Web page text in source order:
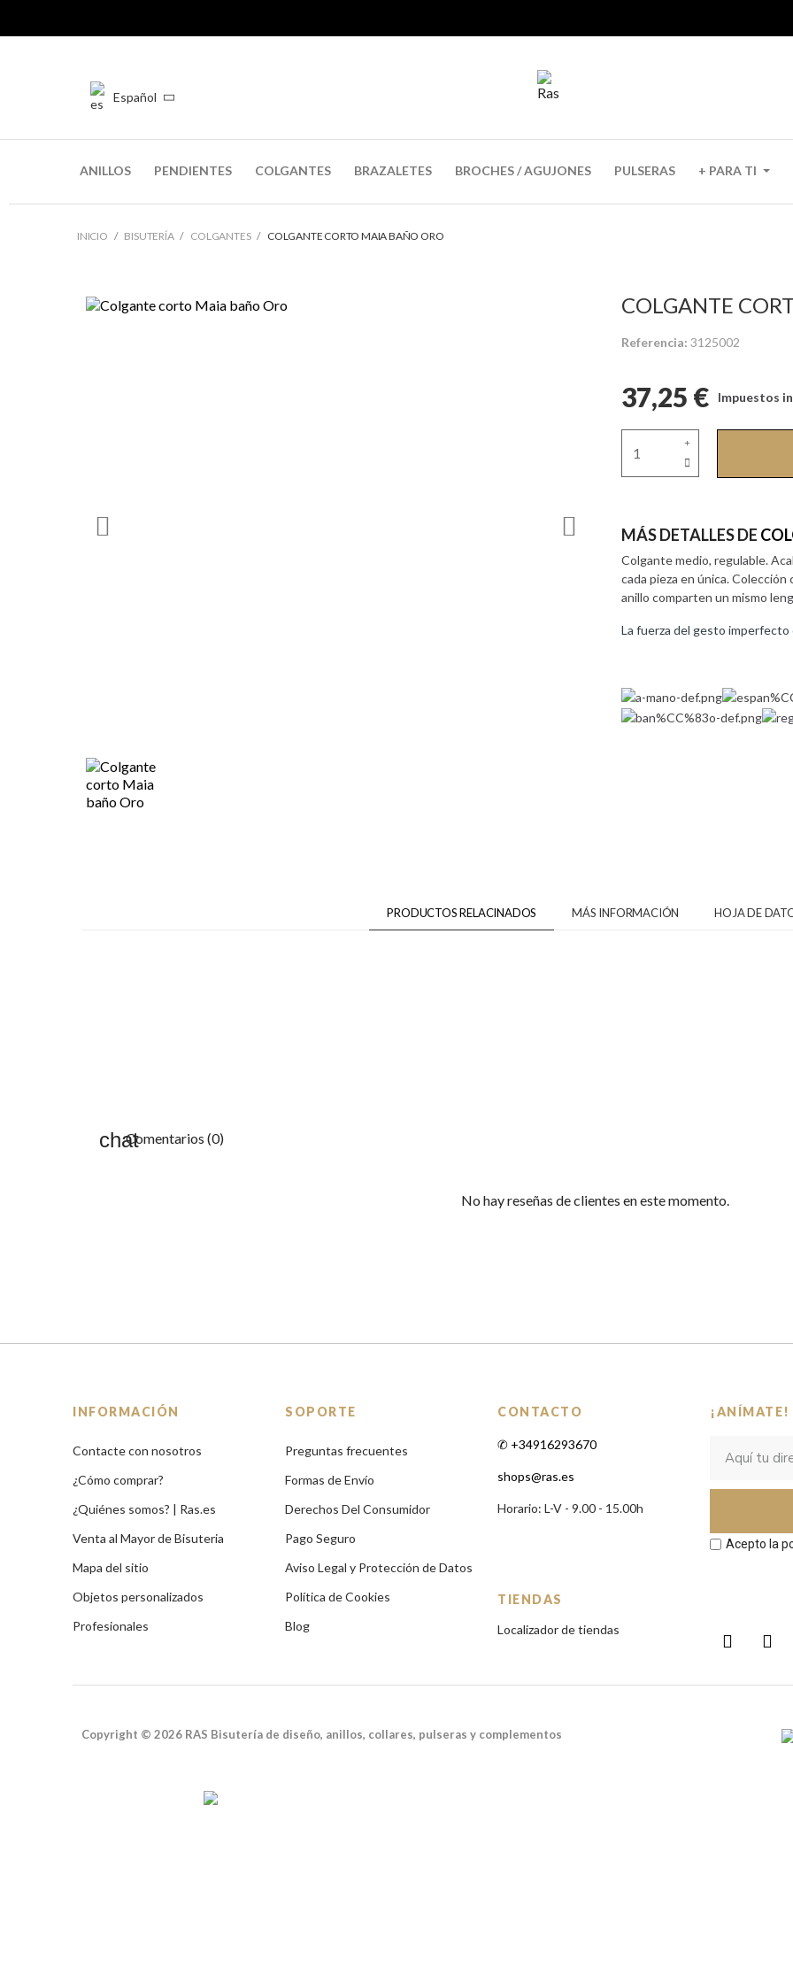
Español
ANILLOS PENDIENTES COLGANTES BRAZALETES BROCHES / AGUJONES PULSERAS + PARA TI
INICIO BISUTERÍA COLGANTES COLGANTE CORTO MAIA BAÑO ORO
COLGANTE
Referencia 3125002
37,25 € Impuestos
MÁS DETALLES DE
Colgante medio, regulable.
cada pieza en única.
anillo comparten un mismo
La fuerza del gesto
PRODUCTOS RELACINADOS MÁS INFORMACIÓN HOJA DE
Comentarios (0)
No hay reseñas de clientes en este momento.
INFORMACIÓN
Contacte con nosotros
¿Cómo comprar?
¿Quiénes somos? | Ras.es
Venta al Mayor de Bisuteria
Mapa del sitio
Objetos personalizados
Profesionales
SOPORTE
Preguntas frecuentes
Formas de Envío
Derechos Del Consumidor
Pago Seguro
Aviso Legal y Protección de Datos
Política de Cookies
Blog
CONTACTO
✆ +34916293670
shops@ras.es
Horario: L-V - 9.00 - 15.00h
TIENDAS
Localizador de tiendas
¡ANÍMATE!
Acepto la
Copyright © 2026 RAS Bisutería de diseño, anillos, collares, pulseras y complementos